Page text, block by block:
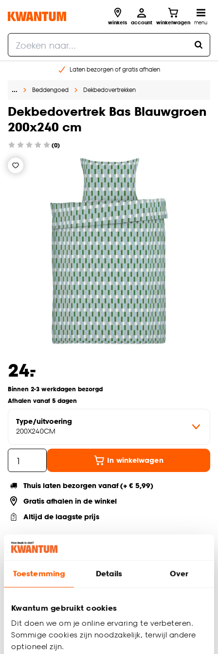
Toestemming Details Over
Kwantum gebruikt cookies
Dit doen we om je online ervaring te verbeteren.
Sommige cookies zijn noodzakelijk, terwijl andere
optioneel zijn.
winkels account winkelwagen menu
Laten bezorgen of gratis afhalen
Gratis raam advies en opmeten aan huis
… Beddengoed Dekbedovertrekken
Dekbedovertrek Bas Blauwgroen
200x240 cm
(0)
24.
-
Binnen 2-3 werkdagen bezorgd
Afhalen vanaf 5 dagen
Type/uitvoering
200X240CM
In winkelwagen
Thuis laten bezorgen vanaf (+ € 5,99)
Gratis afhalen in de winkel
Altijd de laagste prijs
Blauwgroen
Gemaakt van 100% katoen
Wasbaar op 40 graden
Inclusief bijpassende kussensloop